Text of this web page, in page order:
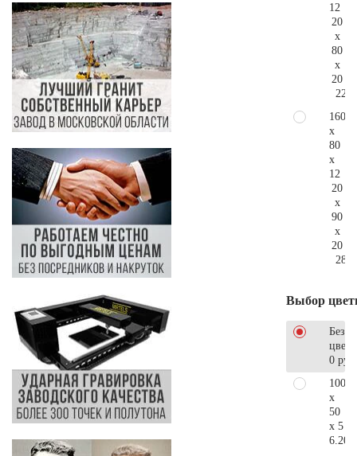
12
20
x
80
x
20
160
x
80
x
12
20
x
90
x
20
Выбор
Без
0 руб.
100
x
50
x 5